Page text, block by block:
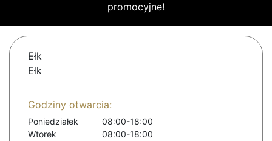
promocyjne!
Ełk
Ełk
Godziny otwarcia:
Poniedziałek
08:00-18:00
Wtorek
08:00-18:00